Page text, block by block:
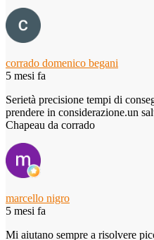
corrado domenico begani
5 mesi fa
Serietà precisione tempi di
prendere in considerazione.un
Chapeau da corrado
marcello nigro
5 mesi fa
Mi aiutano sempre a risolvere